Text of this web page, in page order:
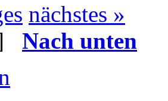
nächstes »
Nach unten